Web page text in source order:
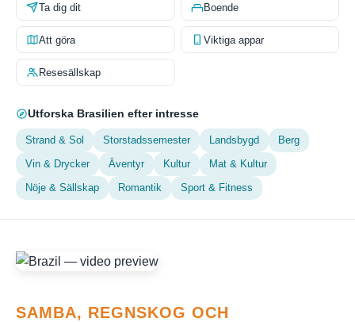
Om oss
Kontakt
Ta dig dit Boende
Att göra Viktiga appar
Resesällskap
Utforska Brasilien efter intresse
Strand & Sol Storstadssemester Landsbygd
Berg
Vin & Drycker
Äventyr Kultur
Mat & Kultur
Nöje & Sällskap
Romantik Sport & Fitness
SAMBA, REGNSKOG OCH